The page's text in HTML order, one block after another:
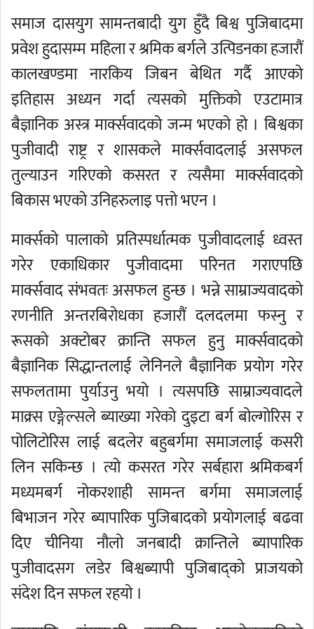
समाज दासयुग सामन्तबादी युग हुँदै बिश्व पुजिबादमा
प्रवेश हुदासम्म महिला र श्रमिक बर्गले उत्पिडनका हजारौं
कालखण्डमा नारकिय जिबन बेथित गर्दै आएको
इतिहास अध्यन गर्दा त्यसको मुक्तिको एउटामात्र
बैज्ञानिक अस्त्र मार्क्सवादको जन्म भएको हो । बिश्वका
पुजीवादी राष्ट्र र शासकले मार्क्सवादलाई असफल
तुल्याउन गरिएको कसरत र त्यसैमा मार्क्सवादको
बिकास भएको उनिहरुलाइ पत्तो भएन ।
मार्क्सको पालाको प्रतिस्पर्धात्मक पुजीवादलाई ध्वस्त
गरेर एकाधिकार पुजीवादमा परिनत गराएपछि
मार्क्सवाद संभवतः असफल हुन्छ । भन्ने साम्राज्यवादको
रणनीति अन्तरबिरोधका हजारौं दलदलमा फस्नु र
रूसको अक्टोबर क्रान्ति सफल हुनु मार्क्सवादको
बैज्ञानिक सिद्धान्तलाई लेनिनले बैज्ञानिक प्रयोग गरेर
सफलतामा पुर्याउनु भयो । त्यसपछि साम्राज्यवादले
माक्र्स एङ्गेल्सले ब्याख्या गरेको दुइटा बर्ग बोल्गोरिस र
पोलिटोरिस लाई बदलेर बहुबर्गमा समाजलाई कसरी
लिन सकिन्छ । त्यो कसरत गरेर सर्बहारा श्रमिकबर्ग
मध्यमबर्ग नोकरशाही सामन्त बर्गमा समाजलाई
बिभाजन गरेर ब्यापारिक पुजिबादको प्रयोगलाई बढवा
दिए चीनिया नौलो जनबादी क्रान्तिले ब्यापारिक
पुजीवादसग लडेर बिश्वब्यापी पुजिबाद्को प्राजयको
संदेश दिन सफल रहयो ।